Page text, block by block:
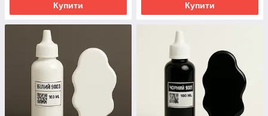
Купити Купити